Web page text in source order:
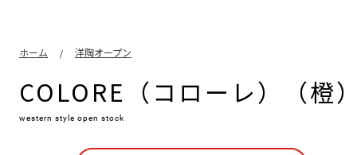
ホーム / 洋陶オープン
COLORE（コローレ）（橙
western style open stock